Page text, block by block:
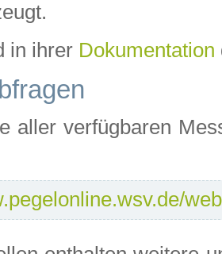
in ihrer Dokumentation
aller verfügbaren